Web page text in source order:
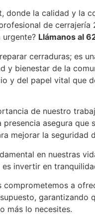
donde la calidad y la
de
urgente? Llámanos al
cerraduras; es
y bienestar de la
y del papel vital que
de nuestro
asegura que
mejorar la seguridad
en nuestras
invertir en
comprometemos a
garantizando
más lo necesites.